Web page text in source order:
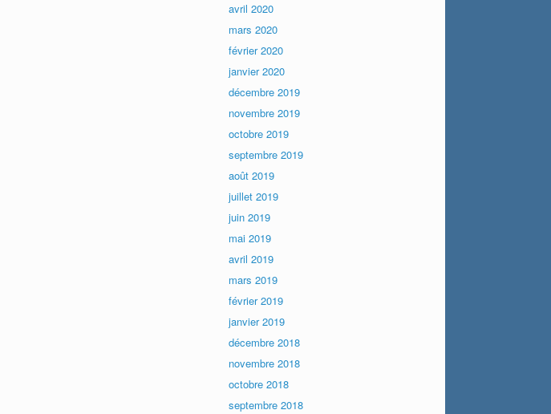
avril 2020
mars 2020
février 2020
janvier 2020
décembre 2019
novembre 2019
octobre 2019
septembre 2019
août 2019
juillet 2019
juin 2019
mai 2019
avril 2019
mars 2019
février 2019
janvier 2019
décembre 2018
novembre 2018
octobre 2018
septembre 2018